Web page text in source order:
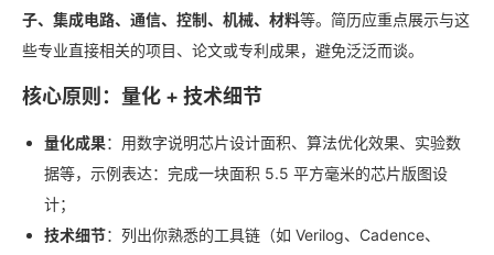
子、集成电路、通信、控制、机械、材料等。简历应重点展示与这
些专业直接相关的项目、论文或专利成果，避免泛泛而谈。
核心原则：量化 + 技术细节
量化成果：用数字说明芯片设计面积、算法优化效果、实验数
据等，示例表达：完成一块面积 5.5 平方毫米的芯片版图设
计；
技术细节：列出你熟悉的工具链（如 Verilog、Cadence、